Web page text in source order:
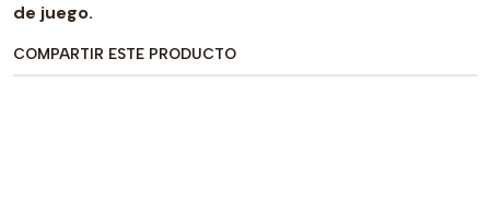
de juego.
COMPARTIR ESTE PRODUCTO